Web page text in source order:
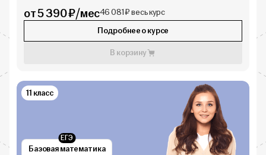
от 5 390 ₽/мес46 081 ₽ весь курс
Подробнее о курсе
В корзину
Базовая математика
ЕГЭ
11 класс